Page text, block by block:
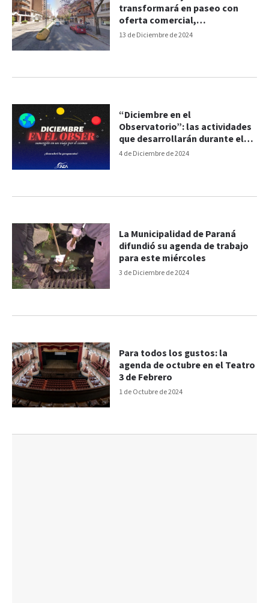
13 de Diciembre de 2024
transformará en paseo con
oferta comercial,
gastronómica y música en vivo
4 de Diciembre de 2024
“Diciembre en el
Observatorio”: las actividades
que desarrollarán durante el
mes
3 de Diciembre de 2024
La Municipalidad de Paraná
difundió su agenda de trabajo
para este miércoles
1 de Octubre de 2024
Para todos los gustos: la
agenda de octubre en el Teatro
3 de Febrero